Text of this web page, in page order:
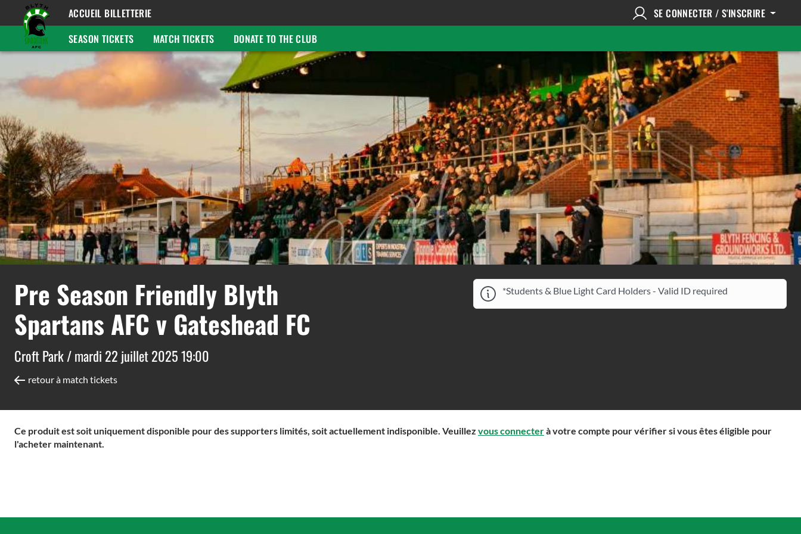
ACCUEIL BILLETTERIE
SE CONNECTER / S'INSCRIRE
SEASON TICKETS
MATCH TICKETS DONATE TO THE CLUB
Pre Season Friendly Blyth
Spartans AFC v Gateshead FC
Croft Park /mardi 22 juillet 2025 19:00
retour à match tickets
*Students & Blue Light Card Holders - Valid ID required
Ce produit est soit uniquement disponible pour des supporters limités, soit actuellement indisponible. Veuillez vous connecterà votre compte pour vérifier si vous êtes éligible pour
l'acheter maintenant.